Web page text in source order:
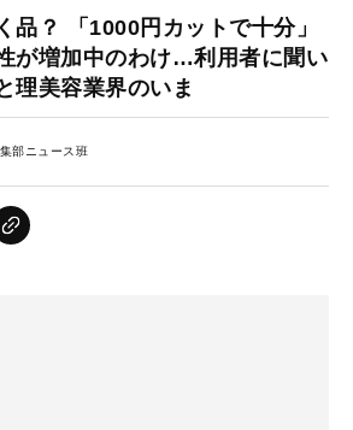
品？ 「1000円カットで十分」
が増加中のわけ…利用者に聞い
理美容業界のいま
部ニュース班